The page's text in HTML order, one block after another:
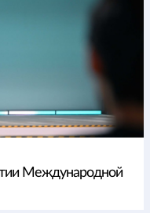
Международной